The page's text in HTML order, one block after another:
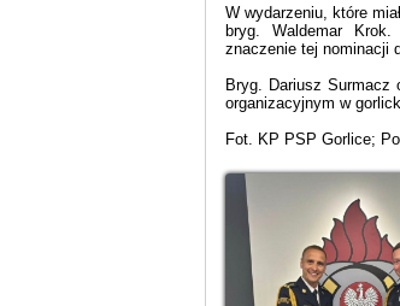
W wydarzeniu, które
bryg. Waldemar
znaczenie tej nominacji
Bryg. Dariusz
organizacyjnym w
Fot. KP PSP Gorlice;